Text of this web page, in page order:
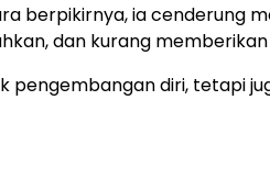
berpikirnya, ia cenderung
dan kurang
pengembangan diri, tetapi